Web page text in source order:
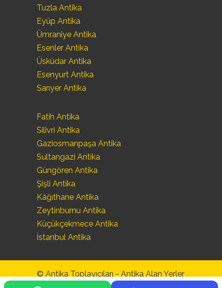
Tuzla Antika
Eyüp Antika
Ümraniye Antika
Esenler Antika
Üsküdar Antika
Esenyurt Antika
Sarıyer Antika
Fatih Antika
Silivri Antika
Gaziosmanpaşa Antika
Sultangazi Antika
Güngören Antika
Şişli Antika
Kâğıthane Antika
Zeytinburnu Antika
Küçükçekmece Antika
İstanbul Antika
© Antika Toplayıcıları - Antika Alan Yerler